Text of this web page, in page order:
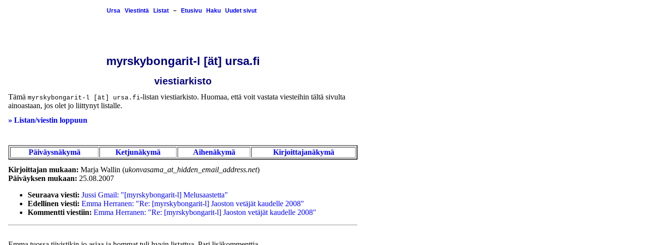
Ursa Viestintä Listat~ Etusivu Haku Uudet sivut
myrskybongarit-l [ät] ursa.fi
viestiarkisto
Tämä myrskybongarit-l [ät] ursa.fi-listan viestiarkisto. Huomaa, että voit vastata viesteihin tältä sivulta
ainoastaan, jos olet jo liittynyt listalle.
» Listan/viestin loppuun
Päiväysnäkymä Ketjunäkymä Aihenäkymä Kirjoittajanäkymä
Kirjoittajan mukaan: Marja Wallin (ukonvasama_at_hidden_email_address.net)
Päiväyksen mukaan: 25.08.2007
Seuraava viesti: Jussi Gmail: "[myrskybongarit-l] Melusaastetta"
Edellinen viesti: Emma Herranen: "Re: [myrskybongarit-l] Jaoston vetäjät kaudelle 2008"
Kommentti viestiin: Emma Herranen: "Re: [myrskybongarit-l] Jaoston vetäjät kaudelle 2008"